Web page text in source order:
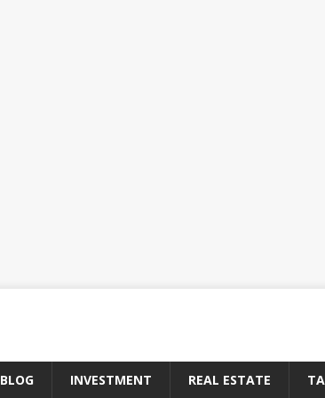
BLOG INVESTMENT REAL ESTATE